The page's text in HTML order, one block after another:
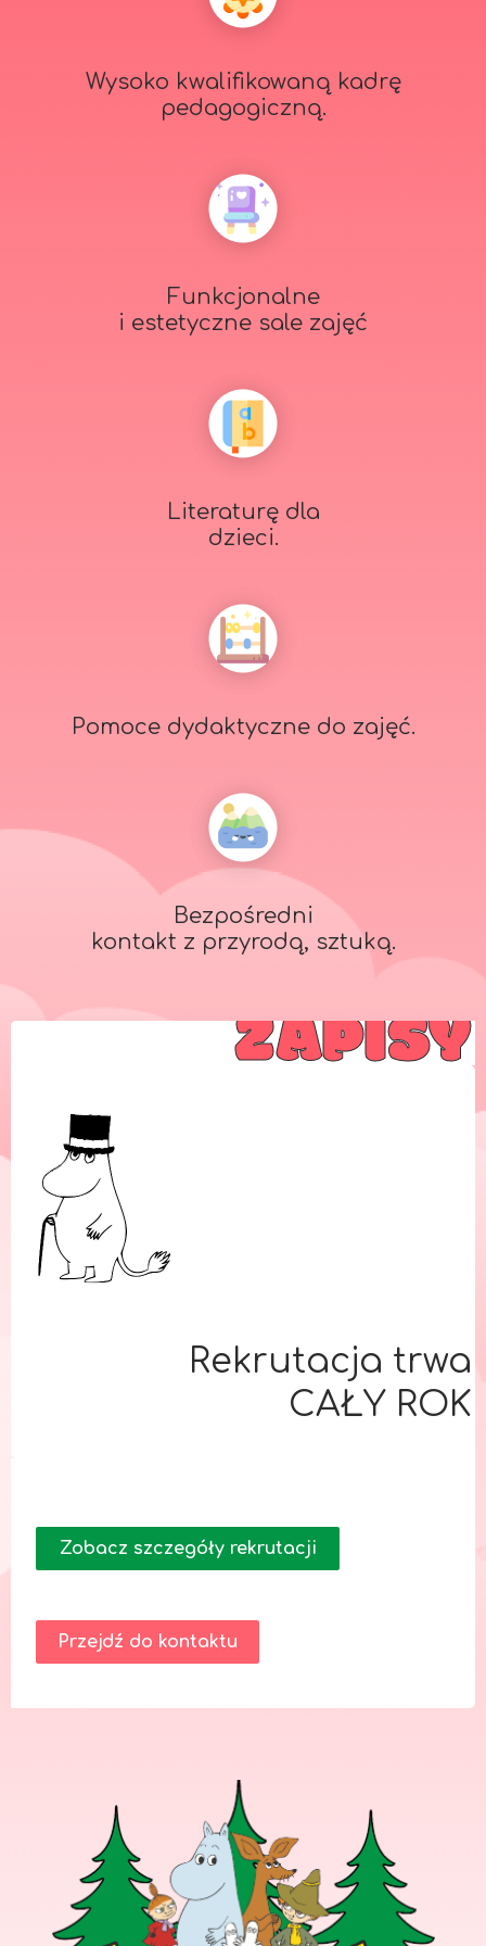
Wysoko kwalifikowaną kadrę
pedagogiczną.
Funkcjonalne
i estetyczne sale zajęć
Literaturę dla
dzieci.
Pomoce dydaktyczne do zajęć.
Bezpośredni
kontakt z przyrodą, sztuką.
ZAPISY
Rekrutacja trwa
CAŁY ROK
Zobacz szczegóły rekrutacji
Przejdź do kontaktu